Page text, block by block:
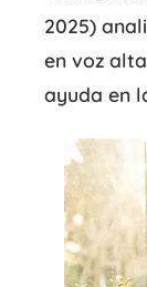
2025)
en voz
ayuda en